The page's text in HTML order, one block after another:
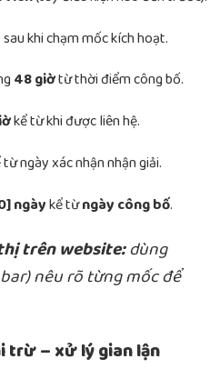
sau khi chạm mốc kích hoạt.
48 giờtừ thời điểm công bố.
kể từ khi được liên hệ.
từ ngày xác nhận nhận giải.
ngàykể từngày công bố.
trên website:dùng
nêu rõ từng mốc để
trừ – xử lý gian lận